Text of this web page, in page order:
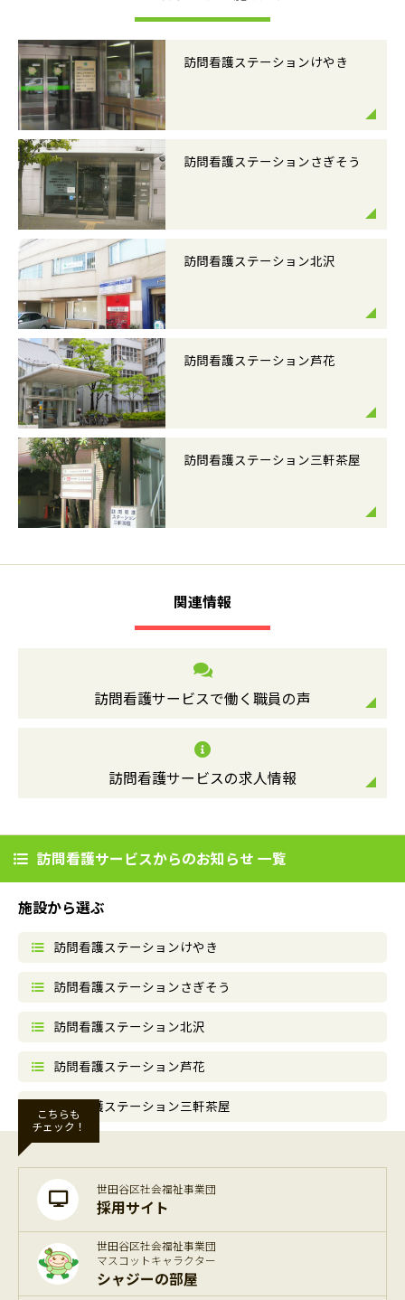
訪問看護ステーションけやき
訪問看護ステーションさぎそう
訪問看護ステーション北沢
訪問看護ステーション芦花
訪問看護ステーション三軒茶屋
関連情報
訪問看護サービスで働く職員の声
訪問看護サービスの求人情報
訪問看護サービスからのお知らせ 一覧
施設から選ぶ
訪問看護ステーションけやき
訪問看護ステーションさぎそう
訪問看護ステーション北沢
訪問看護ステーション芦花
訪問看護ステーション三軒茶屋
こちらも
チェック！
世田谷区社会福祉事業団
採用サイト
世田谷区社会福祉事業団
マスコットキャラクター
シャジーの部屋